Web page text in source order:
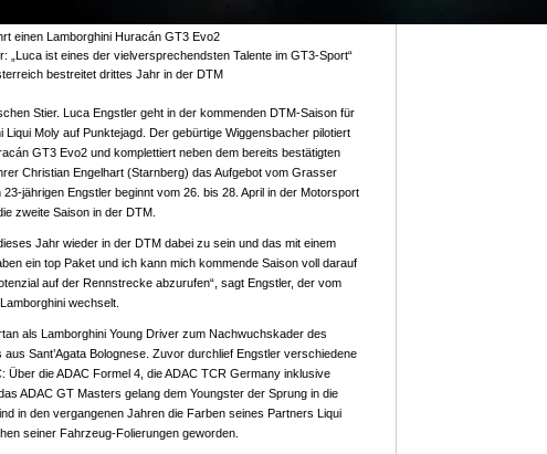
einen Lamborghini Huracán GT3 Evo2
„Luca ist eines der vielversprechendsten Talente im GT3-Sport“
bestreitet drittes Jahr in der DTM
Stier. Luca Engstler geht in der kommenden DTM-Saison für
Liqui Moly auf Punktejagd. Der gebürtige Wiggensbacher pilotiert
GT3 Evo2 und komplettiert neben dem bereits bestätigten
Christian Engelhart (Starnberg) das Aufgebot vom Grasser
jährigen Engstler beginnt vom 26. bis 28. April in der Motorsport
zweite Saison in der DTM.
Jahr wieder in der DTM dabei zu sein und das mit einem
ein top Paket und ich kann mich kommende Saison voll darauf
auf der Rennstrecke abzurufen“, sagt Engstler, der vom
wechselt.
als Lamborghini Young Driver zum Nachwuchskader des
Sant’Agata Bolognese. Zuvor durchlief Engstler verschiedene
Über die ADAC Formel 4, die ADAC TCR Germany inklusive
ADAC GT Masters gelang dem Youngster der Sprung in die
in den vergangenen Jahren die Farben seines Partners Liqui
seiner Fahrzeug-Folierungen geworden.